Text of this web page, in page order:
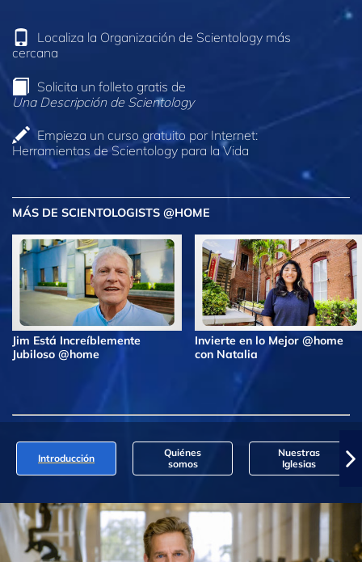
Localiza la Organización de Scientology más
cercana
Solicita un folleto gratis de
Una Descripción de Scientology
Empieza un curso gratuito por Internet:
Herramientas de Scientology para la Vida
MÁS DE SCIENTOLOGISTS @HOME
Jim Está Increíblemente
Jubiloso @home
Invierte en lo Mejor @home
con Natalia
Introducción
Quiénes
somos
Nuestras
Iglesias